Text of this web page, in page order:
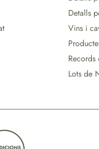
Detalls
Vins i
Lots de